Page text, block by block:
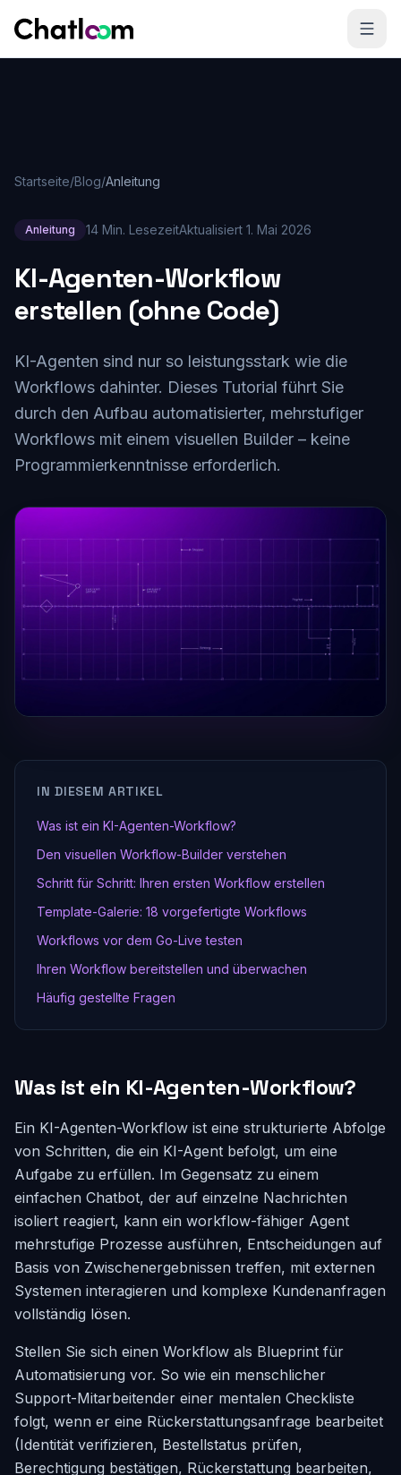
Startseite/Blog/Anleitung
Anleitung 14 Min. LesezeitAktualisiert 1. Mai 2026
KI-Agenten-Workflow
erstellen (ohne Code)
KI-Agenten sind nur so leistungsstark wie die
Workflows dahinter. Dieses Tutorial führt Sie
durch den Aufbau automatisierter, mehrstufiger
Workflows mit einem visuellen Builder – keine
Programmierkenntnisse erforderlich.
IN DIESEM ARTIKEL
Was ist ein KI-Agenten-Workflow?
Den visuellen Workflow-Builder verstehen
Schritt für Schritt: Ihren ersten Workflow erstellen
Template-Galerie: 18 vorgefertigte Workflows
Workflows vor dem Go-Live testen
Ihren Workflow bereitstellen und überwachen
Häufig gestellte Fragen
Was ist ein KI-Agenten-Workflow?
Ein KI-Agenten-Workflow ist eine strukturierte Abfolge
von Schritten, die ein KI-Agent befolgt, um eine
Aufgabe zu erfüllen. Im Gegensatz zu einem
einfachen Chatbot, der auf einzelne Nachrichten
isoliert reagiert, kann ein workflow-fähiger Agent
mehrstufige Prozesse ausführen, Entscheidungen auf
Basis von Zwischenergebnissen treffen, mit externen
Systemen interagieren und komplexe Kundenanfragen
vollständig lösen.
Stellen Sie sich einen Workflow als Blueprint für
Automatisierung vor. So wie ein menschlicher
Support-Mitarbeitender einer mentalen Checkliste
folgt, wenn er eine Rückerstattungsanfrage bearbeitet
(Identität verifizieren, Bestellstatus prüfen,
Berechtigung bestätigen, Rückerstattung bearbeiten,